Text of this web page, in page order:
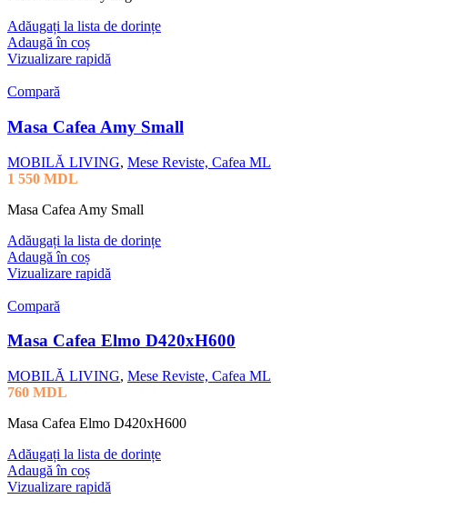
Adăugați la lista de dorințe
Adaugă în coș
Vizualizare rapidă
Compară
Masa Cafea Amy Small
MOBILĂ LIVING, Mese Reviste, Cafea ML
1 550 MDL
Masa Cafea Amy Small
Adăugați la lista de dorințe
Adaugă în coș
Vizualizare rapidă
Compară
Masa Cafea Elmo D420xH600
MOBILĂ LIVING, Mese Reviste, Cafea ML
760 MDL
Masa Cafea Elmo D420xH600
Adăugați la lista de dorințe
Adaugă în coș
Vizualizare rapidă